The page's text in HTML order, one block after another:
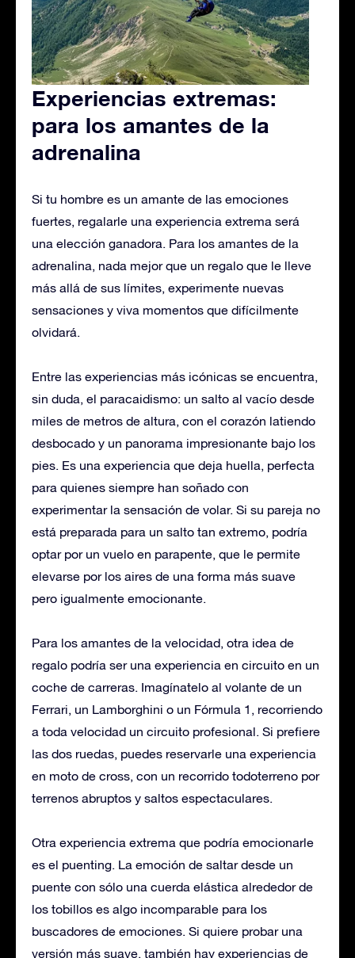
Experiencias extremas:
para los amantes de la
adrenalina
Si tu hombre es un amante de las emociones
fuertes, regalarle una experiencia extrema será
una elección ganadora. Para los amantes de la
adrenalina, nada mejor que un regalo que le lleve
más allá de sus límites, experimente nuevas
sensaciones y viva momentos que difícilmente
olvidará.
Entre las experiencias más icónicas se encuentra,
sin duda, el paracaidismo: un salto al vacío desde
miles de metros de altura, con el corazón latiendo
desbocado y un panorama impresionante bajo los
pies. Es una experiencia que deja huella, perfecta
para quienes siempre han soñado con
experimentar la sensación de volar. Si su pareja no
está preparada para un salto tan extremo, podría
optar por un vuelo en parapente, que le permite
elevarse por los aires de una forma más suave
pero igualmente emocionante.
Para los amantes de la velocidad, otra idea de
regalo podría ser una experiencia en circuito en un
coche de carreras. Imagínatelo al volante de un
Ferrari, un Lamborghini o un Fórmula 1, recorriendo
a toda velocidad un circuito profesional. Si prefiere
las dos ruedas, puedes reservarle una experiencia
en moto de cross, con un recorrido todoterreno por
terrenos abruptos y saltos espectaculares.
Otra experiencia extrema que podría emocionarle
es el puenting. La emoción de saltar desde un
puente con sólo una cuerda elástica alrededor de
los tobillos es algo incomparable para los
buscadores de emociones. Si quiere probar una
versión más suave, también hay experiencias de